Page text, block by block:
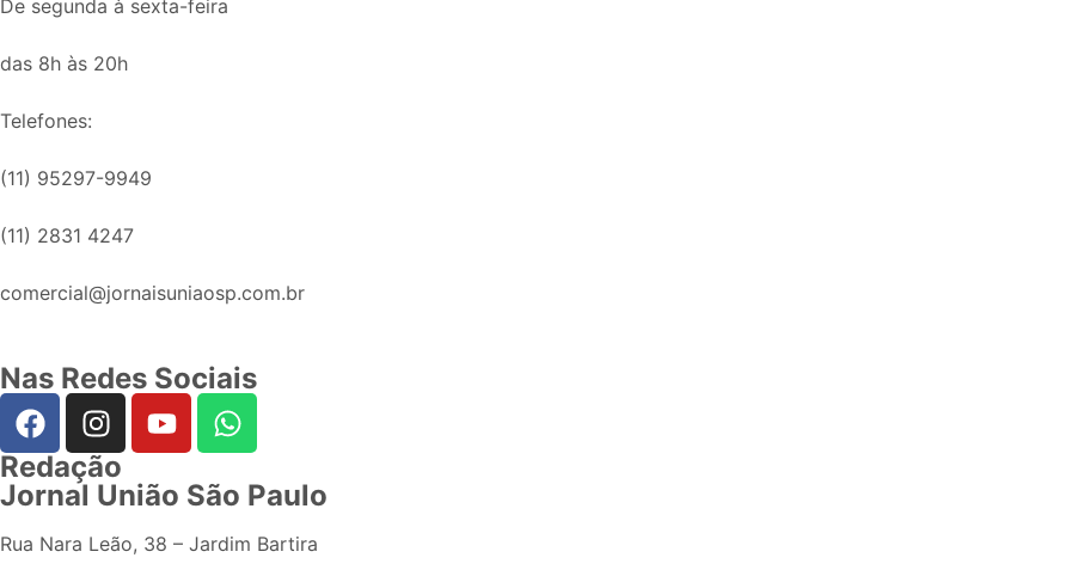
De segunda à sexta-feira
das 8h às 20h
Telefones:
(11) 95297-9949
(11) 2831 4247
comercial@jornaisuniaosp.com.br
Nas Redes Sociais
Redação
Jornal União São Paulo
Rua Nara Leão, 38 – Jardim Bartira